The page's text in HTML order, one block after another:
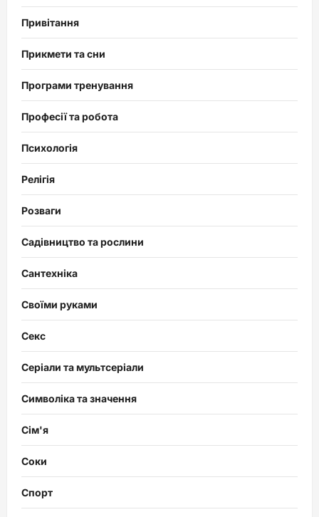
Привітання
Прикмети та сни
Програми тренування
Професії та робота
Психологія
Релігія
Розваги
Садівництво та рослини
Сантехніка
Своїми руками
Секс
Серіали та мультсеріали
Символіка та значення
Сім'я
Соки
Спорт